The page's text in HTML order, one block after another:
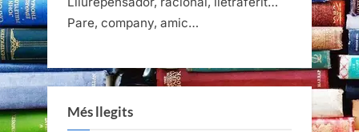
Pare, company, amic…
Més llegits